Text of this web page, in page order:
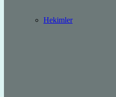
Hekimler